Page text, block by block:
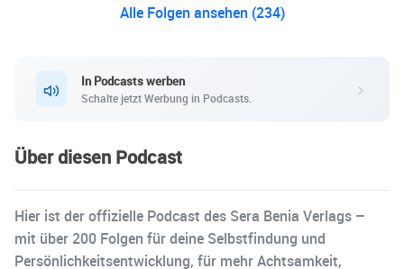
Alle Folgen ansehen (234)
In Podcasts werben
Schalte jetzt Werbung in Podcasts.
Über diesen Podcast
Hier ist der offizielle Podcast des Sera Benia Verlags –
mit über 200 Folgen für deine Selbstfindung und
Persönlichkeitsentwicklung, für mehr Achtsamkeit,